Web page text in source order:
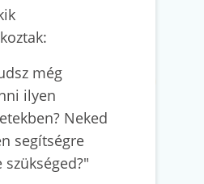
még
ilyen
Neked
segítségre
szükséged?"